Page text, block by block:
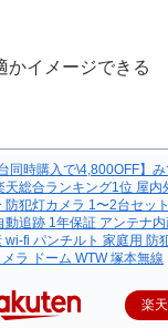
かイメージできる
台同時購入で\4,800OFF】
天総合ランキング1位 屋内
防犯灯カメラ 1〜2台セッ
動追跡 1年保証 アンテナ
wi-fi パンチルト 家庭用 防
ラ ドーム WTW 塚本無線
楽